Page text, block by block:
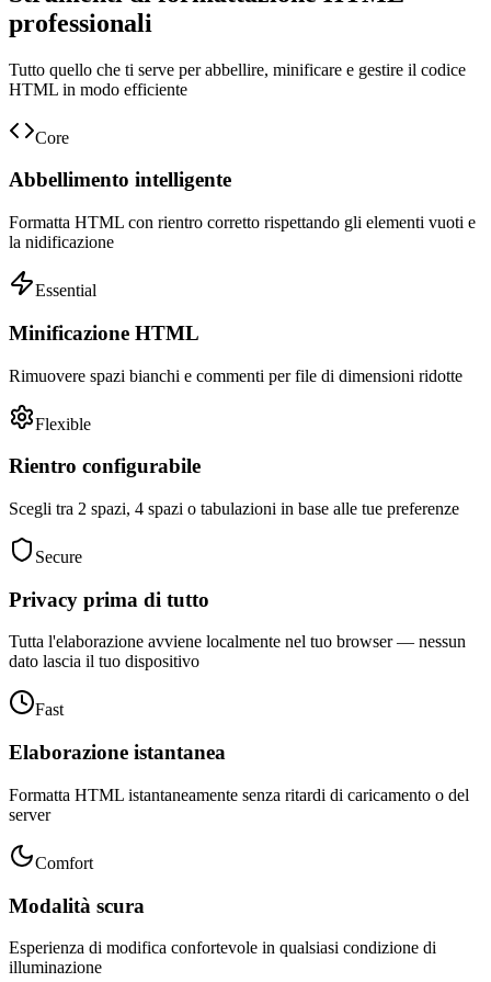
professionali
Tutto quello che ti serve per abbellire, minificare e gestire il codice
HTML in modo efficiente
Core
Abbellimento intelligente
Formatta HTML con rientro corretto rispettando gli elementi vuoti e
la nidificazione
Essential
Minificazione HTML
Rimuovere spazi bianchi e commenti per file di dimensioni ridotte
Flexible
Rientro configurabile
Scegli tra 2 spazi, 4 spazi o tabulazioni in base alle tue preferenze
Secure
Privacy prima di tutto
Tutta l'elaborazione avviene localmente nel tuo browser — nessun
dato lascia il tuo dispositivo
Fast
Elaborazione istantanea
Formatta HTML istantaneamente senza ritardi di caricamento o del
server
Comfort
Modalità scura
Esperienza di modifica confortevole in qualsiasi condizione di
illuminazione